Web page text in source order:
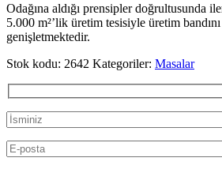
Odağına aldığı prensipler doğrultusunda
5.000 m²’lik üretim tesisiyle üretim
genişletmektedir.
Stok kodu: 2642 Kategoriler: Masalar